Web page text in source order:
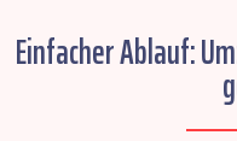
Einfacher Ablauf: